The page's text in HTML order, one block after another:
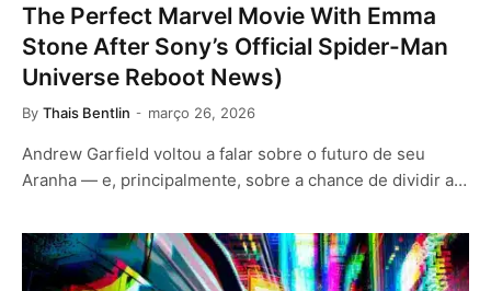
The Perfect Marvel Movie With Emma
Stone After Sony’s Official Spider-Man
Universe Reboot News)
By Thais Bentlin março 26, 2026
Andrew Garfield voltou a falar sobre o futuro de seu
Aranha — e, principalmente, sobre a chance de dividir a…